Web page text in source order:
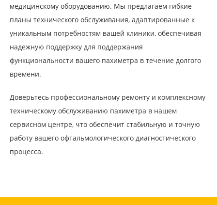
медицинскому оборудованию. Мы предлагаем гибкие
планы технического обслуживания, адаптированные к
уникальным потребностям вашей клиники, обеспечивая
надежную поддержку для поддержания
функциональности вашего пахиметра в течение долгого
времени.
Доверьтесь профессиональному ремонту и комплексному
техническому обслуживанию пахиметра в нашем
сервисном центре, что обеспечит стабильную и точную
работу вашего офтальмологического диагностического
процесса.